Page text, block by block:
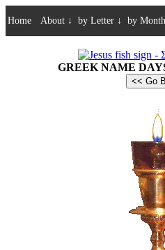
Home About ↓ by Letter ↓ by Month
GREEK NAME
<< Go